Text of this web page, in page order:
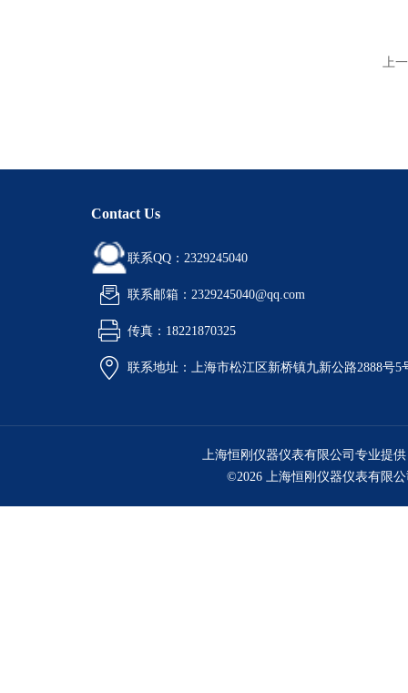
上
Contact Us
联系QQ：2329245040
联系邮箱：2329245040@qq.com
传真：18221870325
联系地址：上海市松江区新桥镇九新公路2888号5
上海恒刚仪器仪表有限公司专业提
©2026 上海恒刚仪器仪表有限